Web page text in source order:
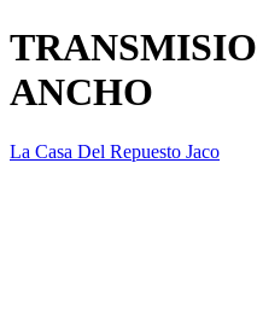
ANCHO
La Casa Del Repuesto Jaco